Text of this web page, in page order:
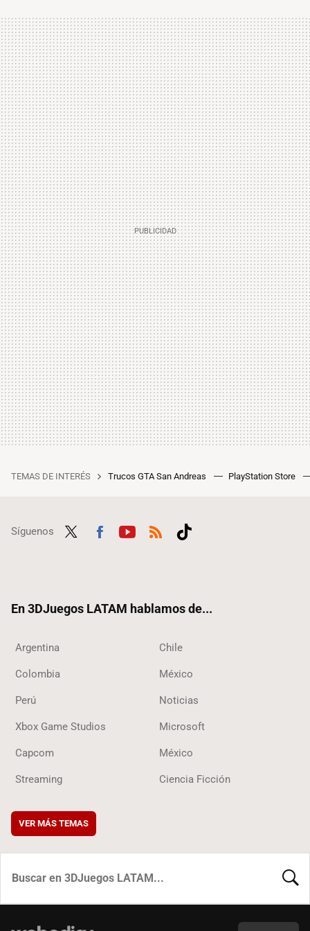
TEMAS DE INTERÉS Trucos GTA San Andreas PlayStation Store
Síguenos
En 3DJuegos LATAM hablamos de...
Argentina Chile
Colombia México
Perú Noticias
Xbox Game Studios Microsoft
Capcom México
Streaming Ciencia Ficción
VER MÁS TEMAS